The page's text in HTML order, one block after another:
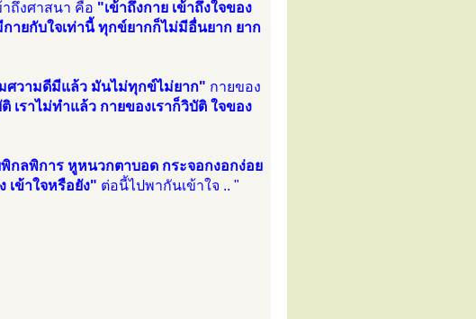
าถึงศาสนา คือ "เข้าถึงกาย เข้าถึงใจของ
กายกับใจเท่านี้ ทุกข์ยากก็ไม่มีอื่นยาก ยาก
ศวามดีมีแล้ว มันไม่ทุกข์ไม่ยาก" กายของ
เราไม่ทำแล้ว กายของเราก็วิบัติ ใจของ
กลพิการ หูหนวกตาบอด กระจอกงอกง่อย
เข้าใจหรือยัง" ต่อนี้ไปพากันเข้าใจ .. "